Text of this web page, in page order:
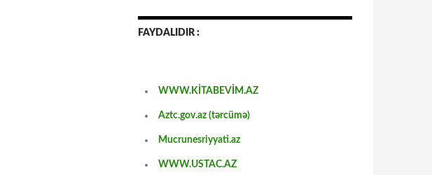
FAYDALIDIR :
WWW.KİTABEVİM.AZ
Aztc.gov.az (tərcümə)
Mucrunesriyyati.az
WWW.USTAC.AZ